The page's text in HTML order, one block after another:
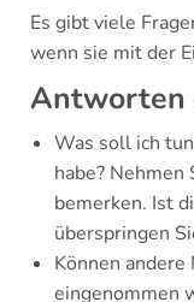
Es gibt viele
wenn sie mit der
Antworten
Was soll ich
habe? Nehmen
bemerken. Ist
überspringen
Können
eingenommen